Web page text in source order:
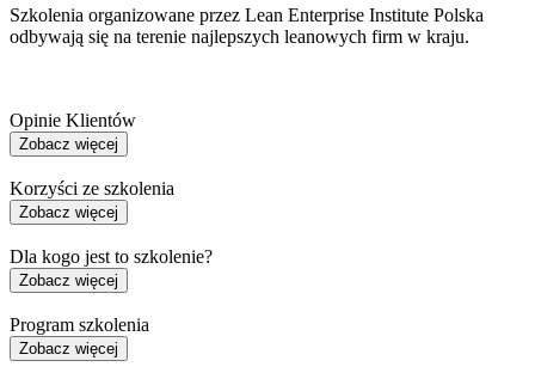
Szkolenia organizowane przez Lean Enterprise Institute Polska
odbywają się na terenie najlepszych leanowych firm w kraju.
Opinie Klientów
Zobacz więcej
Korzyści ze szkolenia
Zobacz więcej
Dla kogo jest to szkolenie?
Zobacz więcej
Program szkolenia
Zobacz więcej